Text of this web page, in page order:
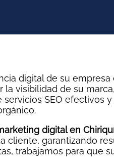
digital de su
la visibilidad de su
servicios SEO efectivos
digital en
cliente, garantizando
trabajamos para que